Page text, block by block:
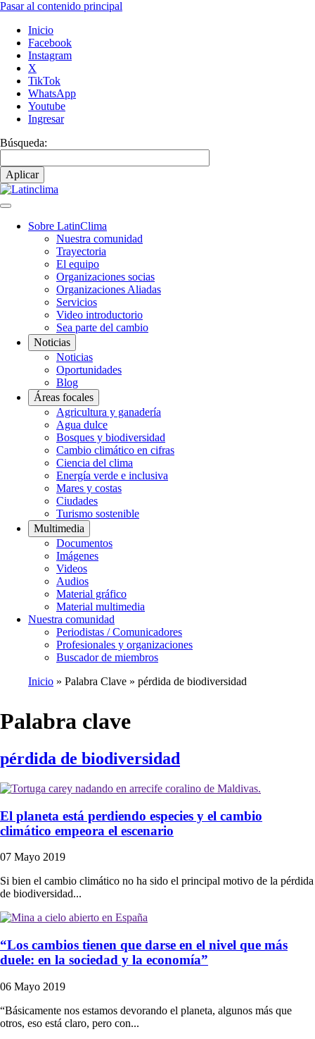
Pasar al contenido principal
Inicio
Facebook
Instagram
X
TikTok
WhatsApp
Youtube
Ingresar
Búsqueda:
Navegación
Sobre LatinClima
Nuestra comunidad
Trayectoria
El equipo
Organizaciones socias
Organizaciones Aliadas
Servicios
Video introductorio
Sea parte del cambio
Noticias
Noticias
Oportunidades
Blog
Áreas focales
Agricultura y ganadería
Agua dulce
Bosques y biodiversidad
Cambio climático en cifras
Ciencia del clima
Energía verde e inclusiva
Mares y costas
Ciudades
Turismo sostenible
Multimedia
Documentos
Imágenes
Videos
Audios
Material gráfico
Material multimedia
Nuestra comunidad
Periodistas / Comunicadores
Profesionales y organizaciones
Buscador de miembros
de
Inicio Palabra Clave pérdida de biodiversidad
Palabra clave
pérdida de biodiversidad
El planeta está perdiendo especies y el cambio
climático empeora el escenario
07 Mayo 2019
Si bien el cambio climático no ha sido el principal motivo de la pérdida
de biodiversidad...
“Los cambios tienen que darse en el nivel que más
duele: en la sociedad y la economía”
06 Mayo 2019
“Básicamente nos estamos devorando el planeta, algunos más que
otros, eso está claro, pero con...